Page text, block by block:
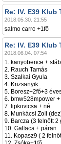
Re: IV. E39 Klub
2018.05.30. 21:55
salmo carro +1fő
Re: IV. E39 Klub
2018.06.04. 07:54
1. kanyobence + stáb
2. Rauch Tamás
3. Szalkai Gyula
4. Krizsanyik
5. Boresz+2fő+3
6. bmw528mpower
7. lipkovicsa + né
8. Munkácsi Zoli
9. Barcza (3 felnőtt 2
10. Gallaca + páran
11. Kopasz9 ( 2